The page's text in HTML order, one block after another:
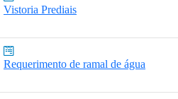
Vistoria Prediais
Requerimento de ramal de água